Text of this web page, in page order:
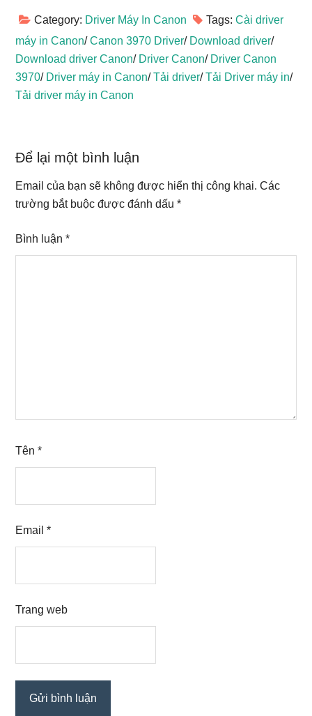
Category: Driver Máy In Canon Tags:Cài driver
máy in Canon/Canon 3970 Driver/ Download driver/
Download driver Canon/ Driver Canon/ Driver Canon
3970/ Driver máy in Canon/Tải driver/Tải Driver máy in/
Tải driver máy in Canon
Reader
Interactions
Để lại một bình luận
Email của bạn sẽ không được hiển thị công khai. Các
trường bắt buộc được đánh dấu*
Bình luận*
Tên*
Email*
Trang web